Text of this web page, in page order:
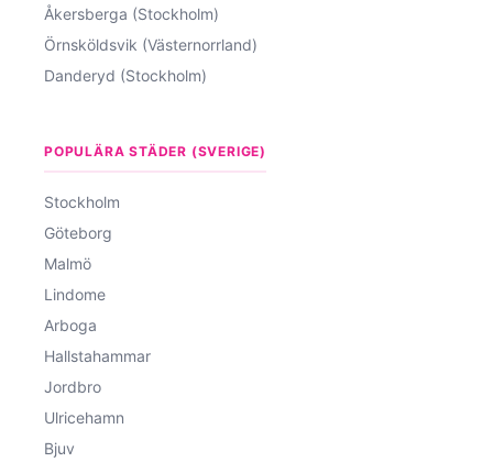
Åkersberga (Stockholm)
Örnsköldsvik (Västernorrland)
Danderyd (Stockholm)
POPULÄRA STÄDER (SVERIGE)
Stockholm
Göteborg
Malmö
Lindome
Arboga
Hallstahammar
Jordbro
Ulricehamn
Bjuv